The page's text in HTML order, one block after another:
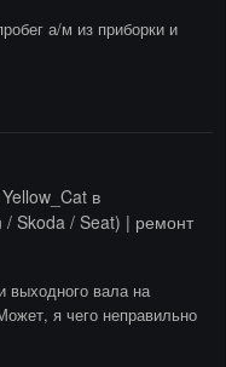
а/м из приборки и
Yellow_Cat в
/ Skoda / Seat) | ремонт
выходного вала на
я чего неправильно